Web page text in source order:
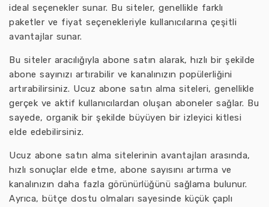
ideal seçenekler sunar. Bu siteler, genellikle farklı
paketler ve fiyat seçenekleriyle kullanıcılarına çeşitli
avantajlar sunar.
Bu siteler aracılığıyla abone satın alarak, hızlı bir şekilde
abone sayınızı artırabilir ve kanalınızın popülerliğini
artırabilirsiniz. Ucuz abone satın alma siteleri, genellikle
gerçek ve aktif kullanıcılardan oluşan aboneler sağlar. Bu
sayede, organik bir şekilde büyüyen bir izleyici kitlesi
elde edebilirsiniz.
Ucuz abone satın alma sitelerinin avantajları arasında,
hızlı sonuçlar elde etme, abone sayısını artırma ve
kanalınızın daha fazla görünürlüğünü sağlama bulunur.
Ayrıca, bütçe dostu olmaları sayesinde küçük çaplı